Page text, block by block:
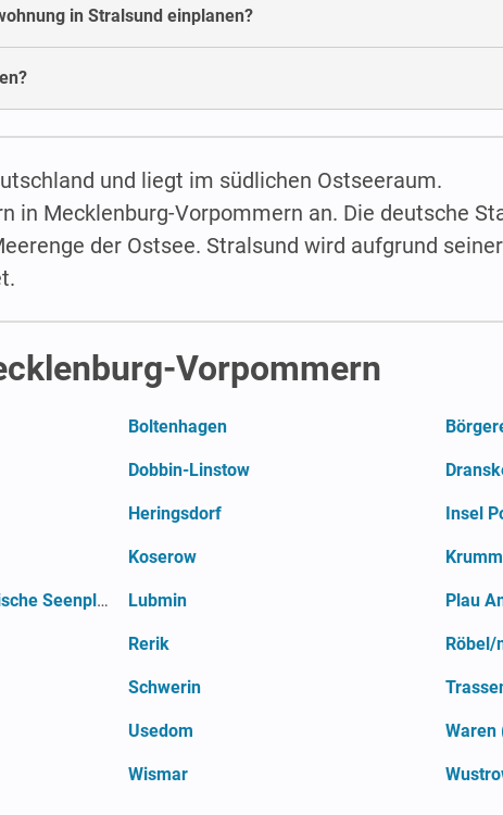
in Stralsund einplanen?
und liegt im südlichen Ostseeraum.
in Mecklenburg-Vorpommern an. Die deutsche
der Ostsee. Stralsund wird aufgrund seiner
Vorpommern
Boltenhagen
Dobbin-Linstow
Heringsdorf Insel
Koserow
Landkreis Mecklenburgische Seenplatte Lubmin Plau
Rerik Röbel/
Schwerin
Usedom Waren
Wismar